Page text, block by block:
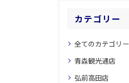
カテゴリー
全てのカテゴリー
青森観光通店
弘前高田店